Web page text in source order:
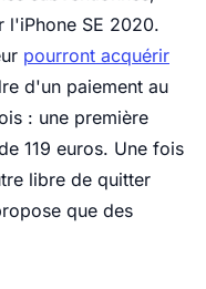
l'iPhone SE 2020.
pourront acquérir
d'un paiement au
: une première
119 euros. Une fois
libre de quitter
que des